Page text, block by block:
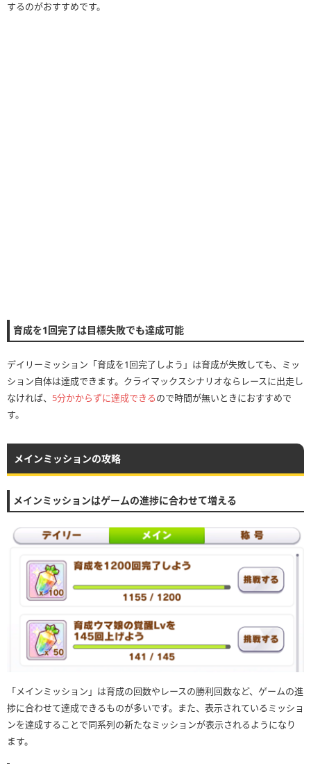
するのがおすすめです。
育成を1回完了は目標失敗でも達成可能
デイリーミッション「育成を1回完了しよう」は育成が失敗しても、ミッ
ション自体は達成できます。クライマックスシナリオならレースに出走し
なければ、 5分かからずに達成できるので時間が無いときにおすすめで
す。
メインミッションの攻略
メインミッションはゲームの進捗に合わせて増える
「メインミッション」は育成の回数やレースの勝利回数など、ゲームの進
捗に合わせて達成できるものが多いです。また、表示されているミッショ
ンを達成することで同系列の新たなミッションが表示されるようになり
ます。